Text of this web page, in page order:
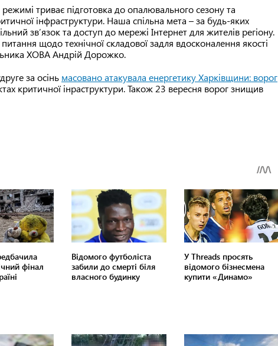
триває підготовка до опалювального сезону та
інфраструктури. Наша спільна мета – за будь-яких
зв’язок та доступ до мережі Інтернет для жителів регіону.
щодо технічної складової задля вдосконалення якості
ХОВА Андрій Дорожко.
за осінь масовано атакувала енергетику Харківщини: ворог
критичної інраструктури. Також 23 вересня ворог знищив